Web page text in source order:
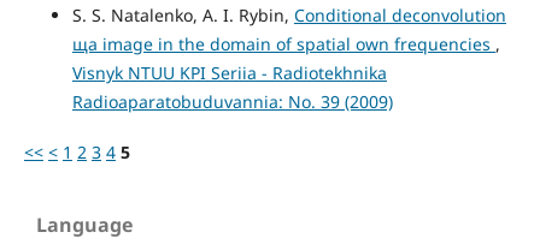
S. S. Natalenko, A. I. Rybin, Conditional deconvolution
ща image in the domain of spatial own frequencies ,
Visnyk NTUU KPI Seriia - Radiotekhnika
Radioaparatobuduvannia: No. 39 (2009)
<< < 1 2 3 4 5
Language